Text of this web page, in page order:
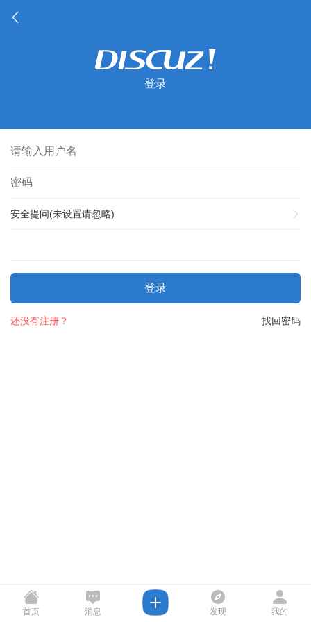
登录
安全提问(未设置请忽略)
登录
找回密码
还没有注册？
首页 消息 发现 我的